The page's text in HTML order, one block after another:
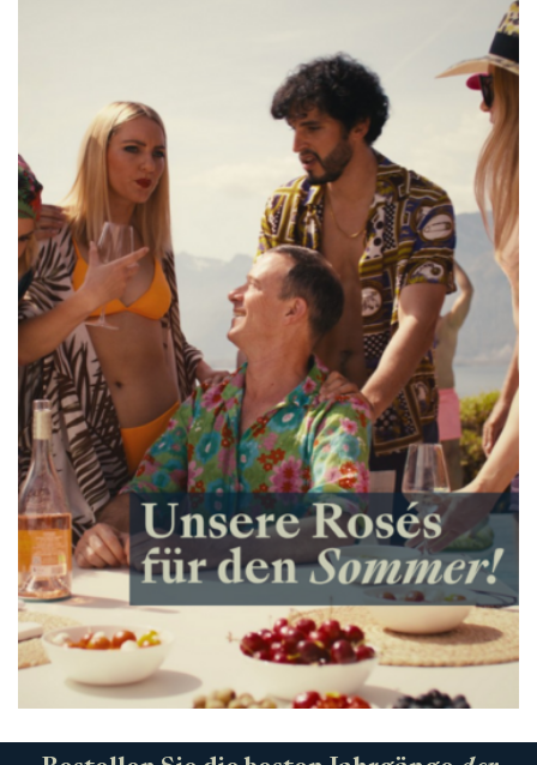
Demeter-Weine
Natur-Weine
Neuheiten
Produzenten
Wir über uns
Die Firma
News
E-Katalog
AGB